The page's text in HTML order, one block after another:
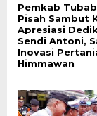
Pemkab
Pisah Sambut
Apresiasi
Sendi Antoni,
Inovasi
Himmawan